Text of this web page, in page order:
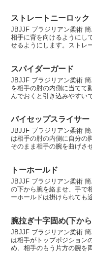
ストレートニーロック
JBJJF ブラジリアン柔術
相手に背を向けるようにし
せるようにします。ストレ
スパイダーガード
JBJJF ブラジリアン柔術
を相手の肘の内側に当てて
んでおくと引き込みやす
バイセップスライサー
JBJJF ブラジリアン柔術
は相手の肘の内側に自分の
そのまま相手の腕を曲げさ
トーホールド
JBJJF ブラジリアン柔術
の下から腕を絡ませ、手で
ーホールドは掛けられても
腕拉ぎ十字固め(下か
JBJJF ブラジリアン柔術
は相手がトップポジション
め、相手のもう片方の腕